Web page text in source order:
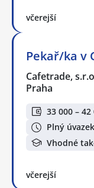
včerejší
Pekař/ka v
Cafetrade,
Praha
33 000 – 42
Plný
Vhodné
včerejší